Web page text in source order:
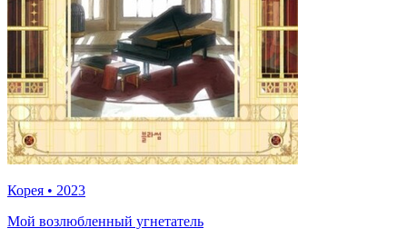
Корея • 2023
Мой возлюбленный угнетатель